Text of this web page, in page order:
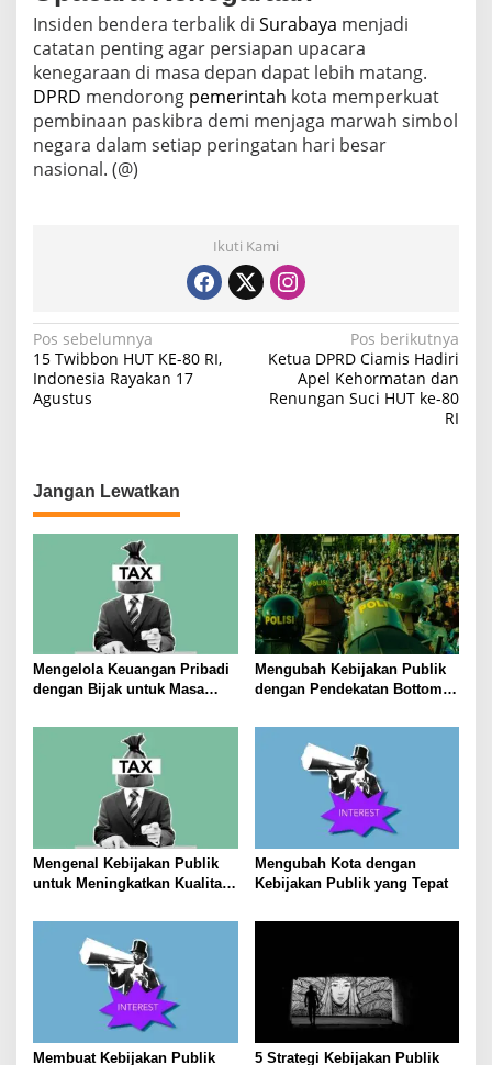
Insiden bendera terbalik di Surabaya menjadi
catatan penting agar persiapan upacara
kenegaraan di masa depan dapat lebih matang.
DPRD mendorong pemerintah kota memperkuat
pembinaan paskibra demi menjaga marwah simbol
negara dalam setiap peringatan hari besar
nasional. (@)
Ikuti Kami
N
a
v
a
s
s
Pos sebelumnya
15 Twibbon HUT KE-80 RI,
Indonesia Rayakan 17
Agustus
Pos berikutnya
Ketua DPRD Ciamis Hadiri
Apel Kehormatan dan
Renungan Suci HUT ke-80
RI
Jangan Lewatkan
Mengelola Keuangan Pribadi
dengan Bijak untuk Masa
Mengubah Kebijakan Publik
dengan Pendekatan Bottom-
Mengenal Kebijakan Publik
untuk Meningkatkan Kualitas
Mengubah Kota dengan
Kebijakan Publik yang Tepat
Membuat Kebijakan Publik 5 Strategi Kebijakan Publik